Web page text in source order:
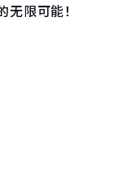
限可能！